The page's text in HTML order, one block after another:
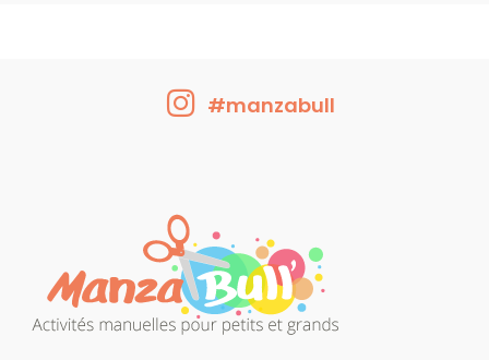
#manzabull